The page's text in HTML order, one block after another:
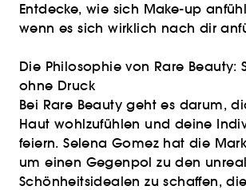
Entdecke, wie sich Make-up
wenn es sich wirklich nach dir
Die Philosophie von Rare Beauty:
ohne Druck
Bei Rare Beauty geht es darum,
Haut wohlzufühlen und deine
feiern. Selena Gomez hat die
um einen Gegenpol zu den
Schönheitsidealen zu schaffen,